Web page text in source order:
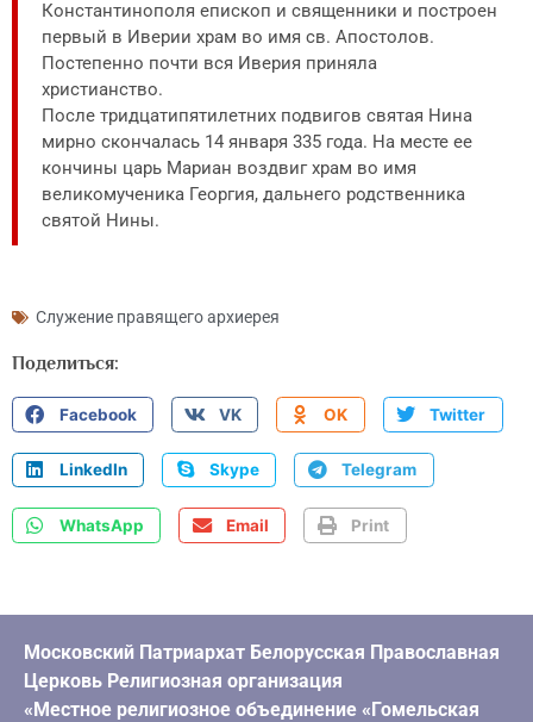
Константинополя епископ и священники и построен
первый в Иверии храм во имя св. Апостолов.
Постепенно почти вся Иверия приняла
христианство.
После тридцатипятилетних подвигов святая Нина
мирно скончалась 14 января 335 года. На месте ее
кончины царь Мариан воздвиг храм во имя
великомученика Георгия, дальнего родственника
святой Нины.
Служение правящего архиерея
Поделиться:
Facebook VK OK Twitter
LinkedIn Skype Telegram
WhatsApp Email Print
Московский Патриархат Белорусская Православная
Церковь Религиозная организация
«Местное религиозное объединение «Гомельская